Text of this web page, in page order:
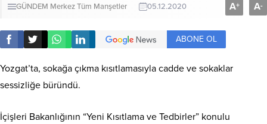
GÜNDEM MerkezTüm Manşetler 05.12.2020 A+ A-
ABONE OL
Yozgat’ta, sokağa çıkma kısıtlamasıyla cadde ve sokaklar
sessizliğe büründü.
İçişleri Bakanlığının “Yeni Kısıtlama ve Tedbirler” konulu